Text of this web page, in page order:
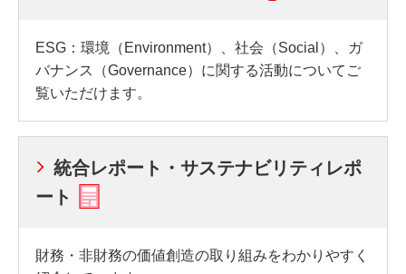
ESG：環境（Environment）、社会（Social）、ガ
バナンス（Governance）に関する活動についてご
覧いただけます。
統合レポート・サステナビリティレポ
ート
財務・非財務の価値創造の取り組みをわかりやすく